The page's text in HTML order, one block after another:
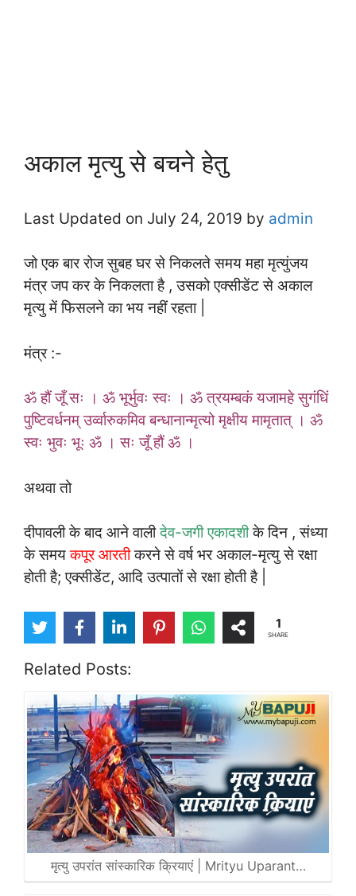
अकाल मृत्यु से बचने हेतु
Last Updated on July 24, 2019 by admin
जो एक बार रोज सुबह घर से निकलते समय महा मृत्युंजय
मंत्र जप कर के निकलता है , उसको एक्सीडेंट से अकाल
मृत्यु में फिसलने का भय नहीं रहता |
मंत्र :-
ॐ हौं जूँ सः । ॐ भूर्भुवः स्वः । ॐ त्रयम्बकं यजामहे सुगंधिं
पुष्टिवर्धनम् उर्व्वारुकमिव बन्धानान्मृत्यो मृक्षीय मामृतात् । ॐ
स्वः भुवः भूः ॐ । सः जूँ हौं ॐ ।
अथवा तो
दीपावली के बाद आने वालीदेव-जगी एकादशीके दिन , संध्या
के समयकपूर आरतीकरने से वर्ष भर अकाल-मृत्यु से रक्षा
होती है; एक्सीडेंट, आदि उत्पातों से रक्षा होती है |
1
SHARE
Related Posts:
मृत्यु उपरांत सांस्कारिक क्रियाएं | Mrityu Uparant…